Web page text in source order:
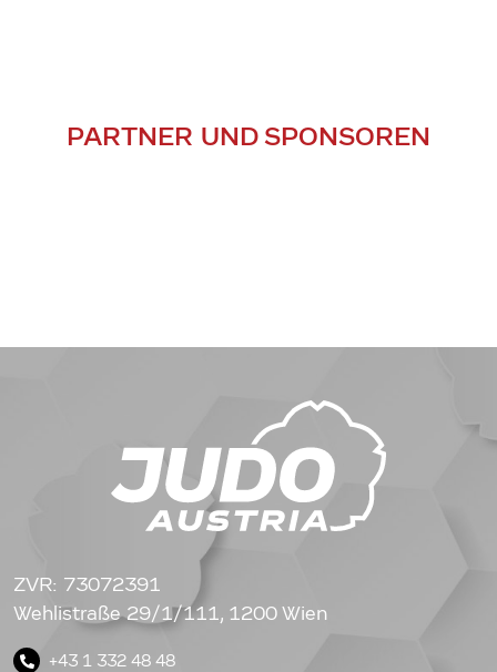
PARTNER UND SPONSOREN
ZVR: 73072391
Wehlistraße 29/1/111, 1200 Wien
+43 1 332 48 48